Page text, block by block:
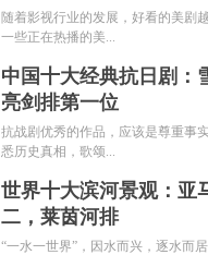
随着影视行业的发展，好看的美剧
一些正在热播的美...
中国十大经典抗日剧：
亮剑排第一位
抗战剧优秀的作品，应该是尊重事
悉历史真相，歌颂...
世界十大滨河景观：亚
二，莱茵河排
“一水一世界”，因水而兴，逐水而